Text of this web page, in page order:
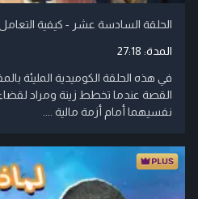
الحلقة السادسة عشر - كيفية
المدة: 27:18
في هذه الحلقة الكوميدية المليئة
القصة عندما تخطط زينة ومراد
نفسيهما أمام أزمة مالية ....